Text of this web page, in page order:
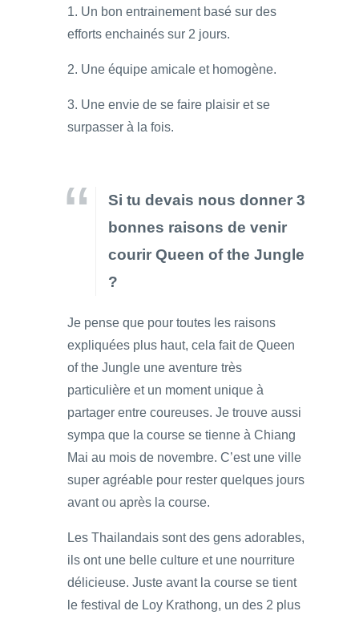
1. Un bon entrainement basé sur des
efforts enchainés sur 2 jours.
2. Une équipe amicale et homogène.
3. Une envie de se faire plaisir et se
surpasser à la fois.
Si tu devais nous donner 3
bonnes raisons de venir
courir Queen of the Jungle
?
Je pense que pour toutes les raisons
expliquées plus haut, cela fait de Queen
of the Jungle une aventure très
particulière et un moment unique à
partager entre coureuses. Je trouve aussi
sympa que la course se tienne à Chiang
Mai au mois de novembre. C’est une ville
super agréable pour rester quelques jours
avant ou après la course.
Les Thailandais sont des gens adorables,
ils ont une belle culture et une nourriture
délicieuse. Juste avant la course se tient
le festival de Loy Krathong, un des 2 plus